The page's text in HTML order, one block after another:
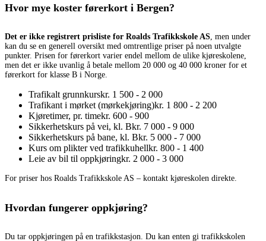
Hvor mye koster førerkort i Bergen?
Det er ikke registrert prisliste for Roalds Trafikkskole AS, men under
kan du se en generell oversikt med omtrentlige priser på noen utvalgte
punkter. Prisen for førerkort varier endel mellom de ulike kjøreskolene,
men det er ikke uvanlig å betale mellom 20 000 og 40 000 kroner for et
førerkort for klasse B i Norge.
Trafikalt grunnkurskr. 1 500 - 2 000
Trafikant i mørket (mørkekjøring)kr. 1 800 - 2 200
Kjøretimer, pr. timekr. 600 - 900
Sikkerhetskurs på vei, kl. Bkr. 7 000 - 9 000
Sikkerhetskurs på bane, kl. Bkr. 5 000 - 7 000
Kurs om plikter ved trafikkuhellkr. 800 - 1 400
Leie av bil til oppkjøringkr. 2 000 - 3 000
For priser hos Roalds Trafikkskole AS – kontakt kjøreskolen direkte.
Hvordan fungerer oppkjøring?
Du tar oppkjøringen på en trafikkstasjon. Du kan enten gi trafikkskolen